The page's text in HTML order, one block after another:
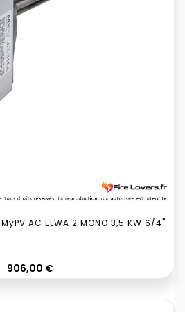
AC ELWA 2 MONO 3,5 KW 6/4"
906,00 €Prix